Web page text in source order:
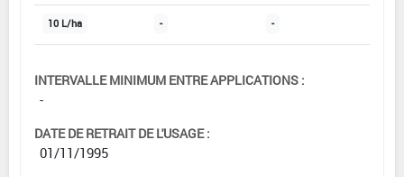
10 L/ha - -
INTERVALLE MINIMUM ENTRE APPLICATIONS :
-
DATE DE RETRAIT DE L'USAGE :
01/11/1995